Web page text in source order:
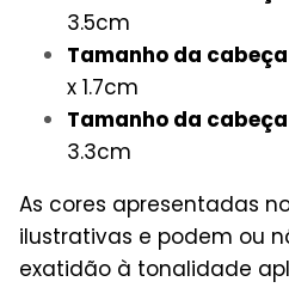
3.5cm
Tamanho da
x 1.7cm
Tamanho da
3.3cm
As cores apresentadas
ilustrativas e podem ou
exatidão à tonalidade